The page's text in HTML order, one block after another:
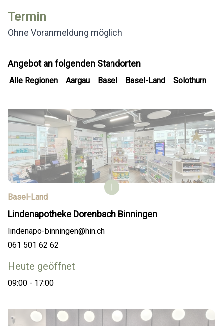
Termin
Ohne Voranmeldung möglich
Angebot an folgenden Standorten
Alle Regionen Aargau Basel Basel-Land Solothurn
Basel-Land
Lindenapotheke Dorenbach Binningen
lindenapo-binningen@hin.ch
061 501 62 62
Heute geöffnet
09:00 - 17:00